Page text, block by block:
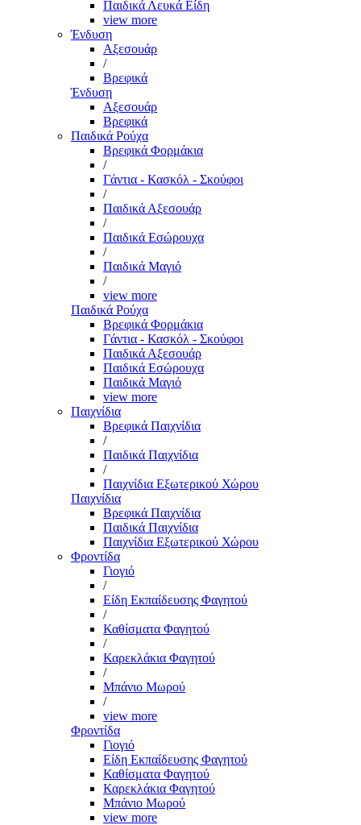
Παιδικά Λευκά Είδη
view more
Ένδυση
Αξεσουάρ
/
Βρεφικά
Ένδυση
Αξεσουάρ
Βρεφικά
Παιδικά Ρούχα
Βρεφικά Φορμάκια
/
Γάντια - Κασκόλ - Σκούφοι
/
Παιδικά Αξεσουάρ
/
Παιδικά Εσώρουχα
/
Παιδικά Μαγιό
/
view more
Παιδικά Ρούχα
Βρεφικά Φορμάκια
Γάντια - Κασκόλ - Σκούφοι
Παιδικά Αξεσουάρ
Παιδικά Εσώρουχα
Παιδικά Μαγιό
view more
Παιχνίδια
Βρεφικά Παιχνίδια
/
Παιδικά Παιχνίδια
/
Παιχνίδια Εξωτερικού Χώρου
Παιχνίδια
Βρεφικά Παιχνίδια
Παιδικά Παιχνίδια
Παιχνίδια Εξωτερικού Χώρου
Φροντίδα
Γιογιό
/
Είδη Εκπαίδευσης Φαγητού
/
Καθίσματα Φαγητού
/
Καρεκλάκια Φαγητού
/
Μπάνιο Μωρού
/
view more
Φροντίδα
Γιογιό
Είδη Εκπαίδευσης Φαγητού
Καθίσματα Φαγητού
Καρεκλάκια Φαγητού
Μπάνιο Μωρού
view more